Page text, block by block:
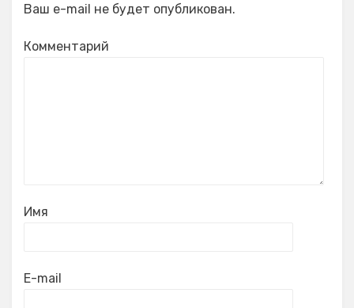
Ваш e-mail не будет опубликован.
Комментарий
Имя
E-mail